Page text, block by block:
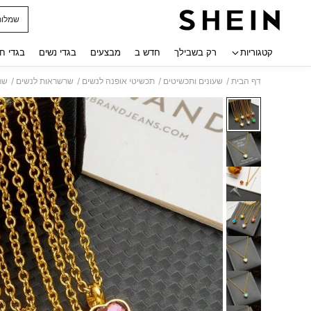
קטגוריות רק בשבילך חדש ב מבצעים בגדי נשים בגדי
דף הבית / שעונים ותכשיטים / תכשיטי אופנה לנשים / שרשראות לנשים /